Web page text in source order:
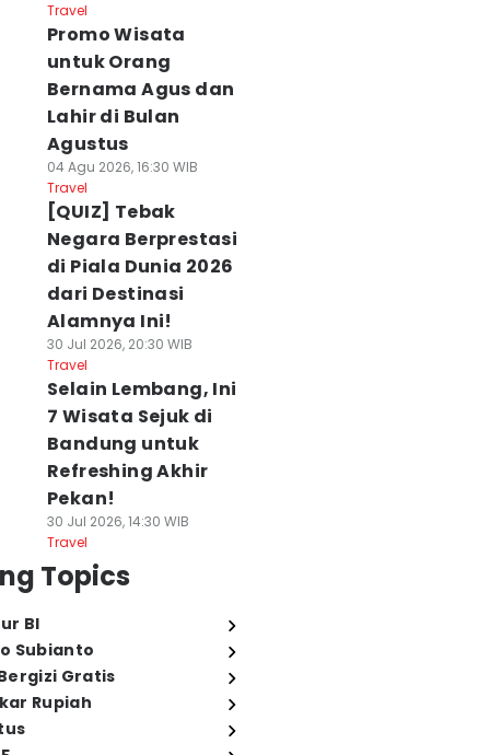
Travel
Promo Wisata
untuk Orang
Bernama Agus dan
Lahir di Bulan
Agustus
04 Agu 2026, 16:30 WIB
Travel
[QUIZ] Tebak
Negara Berprestasi
di Piala Dunia 2026
dari Destinasi
Alamnya Ini!
30 Jul 2026, 20:30 WIB
Travel
Selain Lembang, Ini
7 Wisata Sejuk di
Bandung untuk
Refreshing Akhir
Pekan!
30 Jul 2026, 14:30 WIB
Travel
Topics
BI
Subianto
Gratis
Rupiah